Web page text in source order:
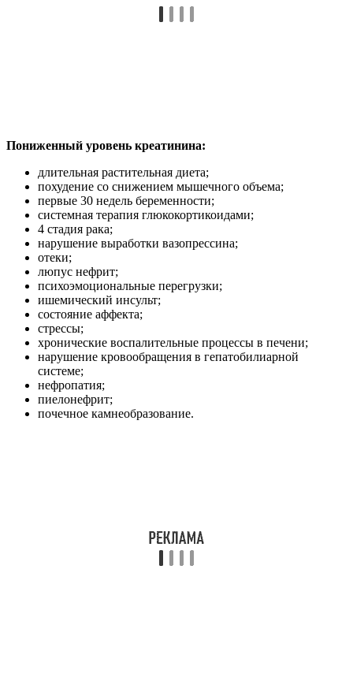
Пониженный уровень креатинина:
длительная растительная диета;
похудение со снижением мышечного объема;
первые 30 недель беременности;
системная терапия глюкокортикоидами;
4 стадия рака;
нарушение выработки вазопрессина;
отеки;
люпус нефрит;
психоэмоциональные перегрузки;
ишемический инсульт;
состояние аффекта;
стрессы;
хронические воспалительные процессы в печени;
нарушение кровообращения в гепатобилиарной
системе;
нефропатия;
пиелонефрит;
почечное камнеобразование.